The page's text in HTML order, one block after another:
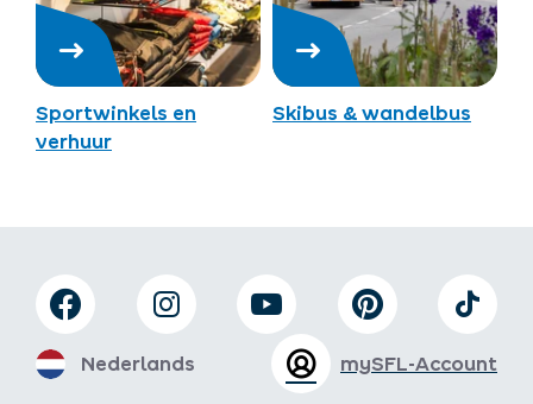
Sportwinkels en
verhuur
Skibus & wandelbus
mySFL-Account
Nederlands